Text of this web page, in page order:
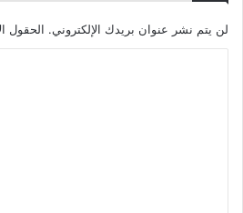
لن يتم نشر عنوان بريدك الإلكتروني. الحقول